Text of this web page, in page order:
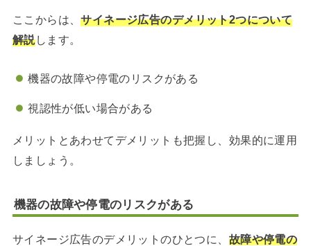
ここからは、サイネージ広告のデメリット2つについて
解説します。
機器の故障や停電のリスクがある
視認性が低い場合がある
メリットとあわせてデメリットも把握し、効果的に運用
しましょう。
機器の故障や停電のリスクがある
サイネージ広告のデメリットのひとつに、 故障や停電の